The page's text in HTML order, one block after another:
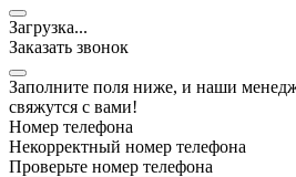
Загрузка...
Заказать звонок
Заполните поля ниже, и наши
свяжутся с вами!
Номер телефона
Некорректный номер телефона
Проверьте номер телефона